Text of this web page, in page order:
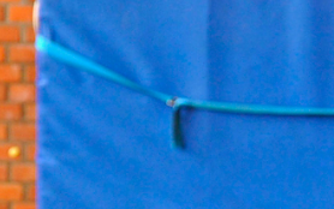
Geschäftsstelle